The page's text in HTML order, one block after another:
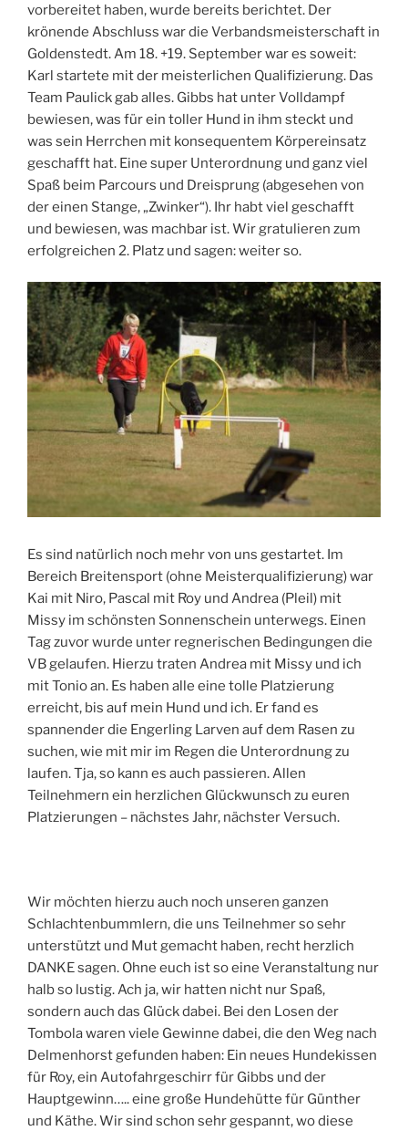
vorbereitet haben, wurde bereits berichtet. Der
krönende Abschluss war die Verbandsmeisterschaft in
Goldenstedt. Am 18. +19. September war es soweit:
Karl startete mit der meisterlichen Qualifizierung. Das
Team Paulick gab alles. Gibbs hat unter Volldampf
bewiesen, was für ein toller Hund in ihm steckt und
was sein Herrchen mit konsequentem Körpereinsatz
geschafft hat. Eine super Unterordnung und ganz viel
Spaß beim Parcours und Dreisprung (abgesehen von
der einen Stange, „Zwinker“). Ihr habt viel geschafft
und bewiesen, was machbar ist. Wir gratulieren zum
erfolgreichen 2. Platz und sagen: weiter so.
Es sind natürlich noch mehr von uns gestartet. Im
Bereich Breitensport (ohne Meisterqualifizierung) war
Kai mit Niro, Pascal mit Roy und Andrea (Pleil) mit
Missy im schönsten Sonnenschein unterwegs. Einen
Tag zuvor wurde unter regnerischen Bedingungen die
VB gelaufen. Hierzu traten Andrea mit Missy und ich
mit Tonio an. Es haben alle eine tolle Platzierung
erreicht, bis auf mein Hund und ich. Er fand es
spannender die Engerling Larven auf dem Rasen zu
suchen, wie mit mir im Regen die Unterordnung zu
laufen. Tja, so kann es auch passieren. Allen
Teilnehmern ein herzlichen Glückwunsch zu euren
Platzierungen – nächstes Jahr, nächster Versuch.
Wir möchten hierzu auch noch unseren ganzen
Schlachtenbummlern, die uns Teilnehmer so sehr
unterstützt und Mut gemacht haben, recht herzlich
DANKE sagen. Ohne euch ist so eine Veranstaltung nur
halb so lustig. Ach ja, wir hatten nicht nur Spaß,
sondern auch das Glück dabei. Bei den Losen der
Tombola waren viele Gewinne dabei, die den Weg nach
Delmenhorst gefunden haben: Ein neues Hundekissen
für Roy, ein Autofahrgeschirr für Gibbs und der
Hauptgewinn….. eine große Hundehütte für Günther
und Käthe. Wir sind schon sehr gespannt, wo diese